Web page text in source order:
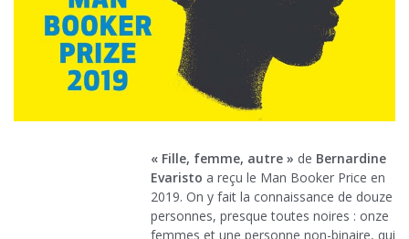
« Fille, femme, autre » de Bernardine
Evaristo a reçu le Man Booker Price en
2019. On y fait la connaissance de douze
personnes, presque toutes noires : onze
femmes et une personne non-binaire, qui